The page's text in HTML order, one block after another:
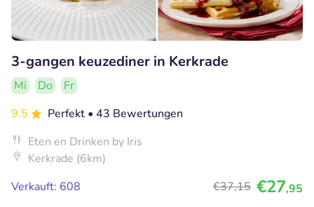
3-gangen keuzediner in Kerkrade
Mi Do
Fr
9.5
Perfekt • 43 Bewertungen
Eten en Drinken by Iris
Kerkrade (6km)
Verkauft: 608
€37,15 €27,95